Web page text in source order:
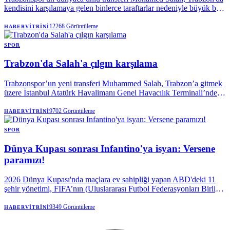
kendisini karşılamaya gelen binlerce taraftarlar nedeniyle büyük bir
HABERVITRINI12268 Görüntüleme
SPOR
Trabzon'da Salah'a çılgın karşılama
Trabzonspor’un yeni transferi Muhammed Salah, Trabzon’a gitmek
üzere İstanbul Atatürk Havalimanı Genel Havacılık Terminali’nden
HABERVITRINI9702 Görüntüleme
SPOR
Dünya Kupası sonrası Infantino'ya isyan: Versene
paramızı!
2026 Dünya Kupası'nda maçlara ev sahipliği yapan ABD'deki 11
şehir yönetimi, FIFA’nın (Uluslararası Futbol Federasyonları Birliği)
HABERVITRINI9349 Görüntüleme